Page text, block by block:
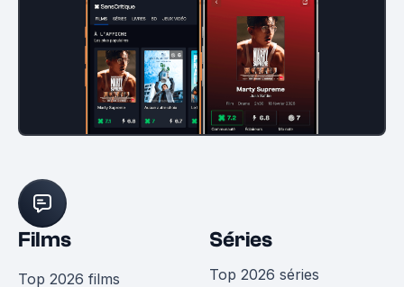
Films
Top 2026 films
Séries
Top 2026 séries